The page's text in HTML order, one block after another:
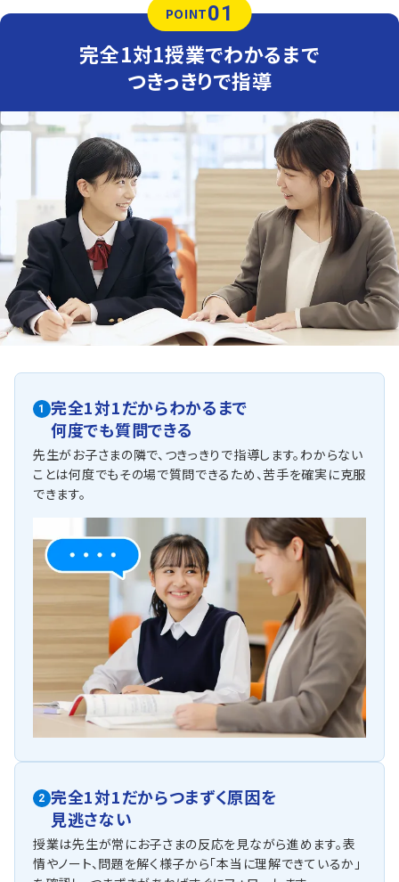
英語（教科書：東京書籍）
東部中の定期テストは学校ワークや教科書からの出題が
多く、トライの授業でもワークを徹底的に活用します。間違
えた問題は何度も解き直し、自分の力で解けるようになる
までつきっきりで指導します。
人気のコース
・定期テスト・内申点対策コース
・公立入試対策コース
藤ノ木中学校
普段から実力テストなどを見据えて応用問題まで完答でき
る対策を行います。
定期テスト対策だけでなく、実力テストや入試対策もしてほ
しいとのご要望が多いです。
雄山中学校
マンツーマンで英語や数学を本質から理解をして、弱点を
マンツーマンだからこそ、一人ひとりの理解に合わせて授
他にも以下の学校に対応しています
富大附属中学校、舟橋中学校、水橋中学校、三成中学校、岩瀬中学
校、上市中学校、入善中学校
POINT01
完全1対1授業でわかるまで
つきっきりで指導
1
完全1対1だからわかるまで
何度でも質問できる
先生がお子さまの隣で、つきっきりで指導します。わからない
ことは何度でもその場で質問できるため、苦手を確実に克服
できます。
2 完全1対1だからつまずく原因を
見逃さない
授業は先生が常にお子さまの反応を見ながら進めます。表
情やノート、問題を解く様子から「本当に理解できているか」